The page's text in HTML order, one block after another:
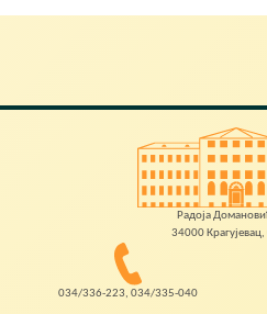
Радоја
34000 Крагујевац,
034/336-223, 034/335-040